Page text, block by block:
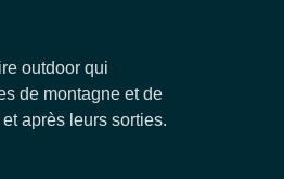
outdoor qui
de montagne et de
après leurs sorties.